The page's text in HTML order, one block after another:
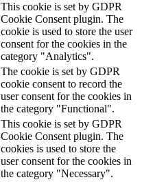
This cookie is set by GDPR
Cookie Consent plugin. The
cookie is used to store the user
consent for the cookies in the
category "Analytics".
The cookie is set by GDPR
cookie consent to record the
user consent for the cookies in
the category "Functional".
This cookie is set by GDPR
Cookie Consent plugin. The
cookies is used to store the
user consent for the cookies in
the category "Necessary".